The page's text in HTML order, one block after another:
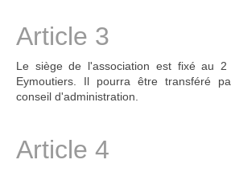
Article 3
Le siège de l'association est fixé au 2
Eymoutiers. Il pourra être transféré
conseil d'administration.
Article 4